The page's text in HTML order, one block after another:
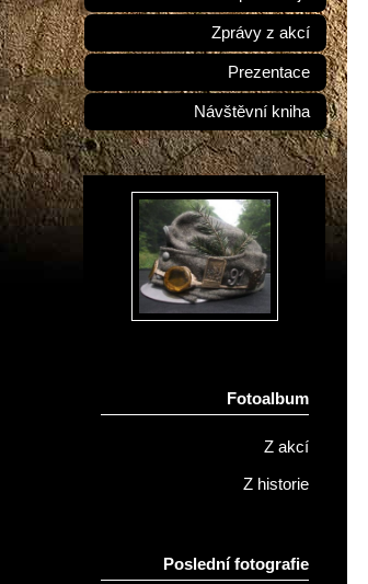
Zprávy z akcí
Prezentace
Návštěvní kniha
Fotoalbum
Z akcí
Z historie
Poslední fotografie